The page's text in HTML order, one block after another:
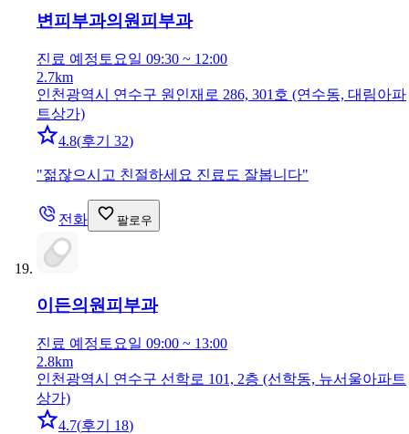
변피부과의원 피부과
진료 예정 토요일 09:30 ~ 12:00
2.7km
인천광역시 연수구 원인재로 286, 301호 (연수동, 대림아파
트상가)
4.8(후기 32)
"젊잖으시고 친절하세요 진료도 잘봅니다"
전화 팔로우
이든의원피부과
진료 예정 토요일 09:00 ~ 13:00
2.8km
인천광역시 연수구 선학로 101, 2층 (선학동, 뉴서울아파트
상가)
4.7(후기 18)